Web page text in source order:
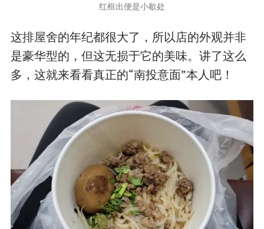
红框出便是小歇处
这排屋舍的年纪都很大了，所以店的外观并非
是豪华型的，但这无损于它的美味。讲了这么
多，这就来看看真正的“南投意面”本人吧！